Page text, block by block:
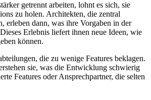
getrennt arbeiten, lohnt es sich, sie
zu holen. Architekten, die zentral
erleben dann, was ihre Vorgaben in der
Erlebnis liefert ihnen neue Ideen, wie
können.
die zu wenige Features beklagen.
sie, was die Entwicklung schwierig
Features oder Ansprechpartner, die selten